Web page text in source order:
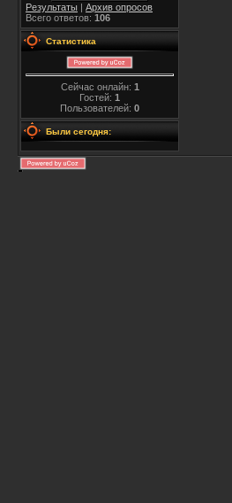
Результаты | Архив опросов
Всего ответов: 106
Статистика
Сейчас онлайн: 1
Гостей: 1
Пользователей: 0
Были сегодня: